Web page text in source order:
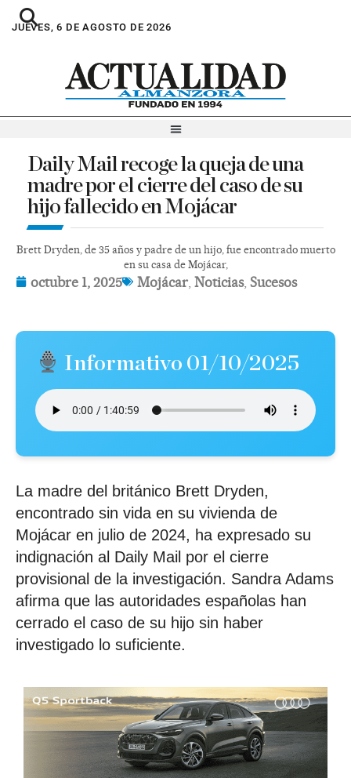
JUEVES, 6 DE AGOSTO DE 2026
Daily Mail recoge la queja de una
madre por el cierre del caso de su
hijo fallecido en Mojácar
Brett Dryden, de 35 años y padre de un hijo, fue encontrado muerto
en su casa de Mojácar,
octubre 1, 2025 Mojácar Noticias, Sucesos
Informativo 01/10/2025
La madre del británico Brett Dryden,
encontrado sin vida en su vivienda de
Mojácar en julio de 2024, ha expresado su
indignación al Daily Mail por el cierre
provisional de la investigación. Sandra Adams
afirma que las autoridades españolas han
cerrado el caso de su hijo sin haber
investigado lo suficiente.